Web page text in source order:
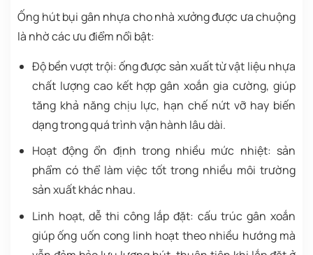
Ống hút bụi gân nhựa cho nhà xưởng được ưa chuộng
là nhờ các ưu điểm nổi bật:
Độ bền vượt trội: ống được sản xuất từ vật liệu nhựa
chất lượng cao kết hợp gân xoắn gia cường, giúp
tăng khả năng chịu lực, hạn chế nứt vỡ hay biến
dạng trong quá trình vận hành lâu dài.
Hoạt động ổn định trong nhiều mức nhiệt: sản
phẩm có thể làm việc tốt trong nhiều môi trường
sản xuất khác nhau.
Linh hoạt, dễ thi công lắp đặt: cấu trúc gân xoắn
giúp ống uốn cong linh hoạt theo nhiều hướng mà